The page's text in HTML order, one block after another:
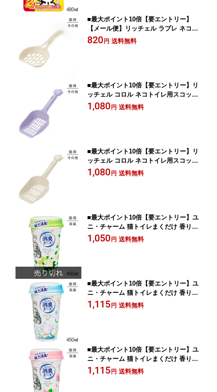
■最大ポイント10倍【要エントリー】
【メール便】リッチェル ラプレ ネコト
イレ用スコップ アイボリー (猫・キャッ
820 円 送料無料
■最大ポイント10倍【要エントリー】リ
ッチェル コロル ネコトイレ用スコップ
大粒用 パープル (猫・キャット)
1,080 円 送料無料
■最大ポイント10倍【要エントリー】リ
ッチェル コロル ネコトイレ用スコップ
小粒用 ベージュ (猫・キャット)
1,080 円 送料無料
■最大ポイント10倍【要エントリー】ユ
ニ・チャーム 猫トイレまくだけ 香り広
がる消臭ビーズ さわやかなナチュラル
ガーデンの香り 450ml (猫・キャット)
1,050 円 送料無料
■最大ポイント10倍【要エントリー】ユ
ニ・チャーム 猫トイレまくだけ 香り広
がる消臭ビーズ ふんわりナチュラルソ
ープの香り 450ml (猫・キャット)
1,115 円 送料無料
■最大ポイント10倍【要エントリー】ユ
ニ・チャーム 猫トイレまくだけ 香り広
がる消臭ビーズ やさしいピュアフロー
ラルの香り 450ml (猫・キャット)
1,115 円 送料無料